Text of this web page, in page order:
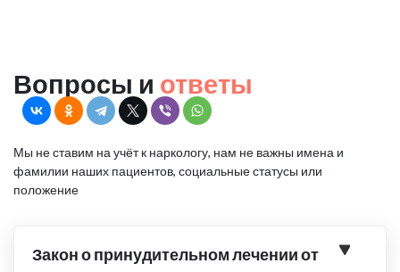
Вопросы и ответы
Мы не ставим на учёт к наркологу, нам не важны имена и
фамилии наших пациентов, социальные статусы или
положение
Закон о принудительном лечении от